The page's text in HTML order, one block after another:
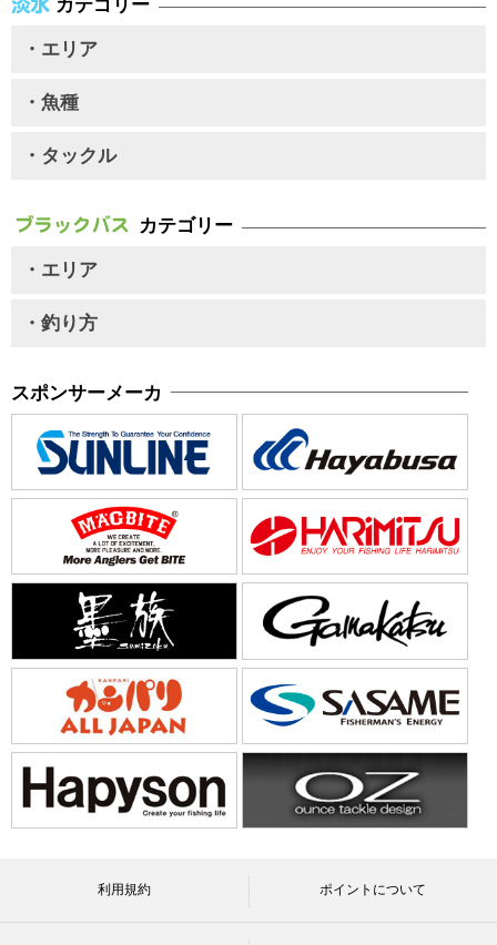
カテゴリー
・エリア
・魚種
・タックル
カテゴリー
・エリア
・釣り方
スポンサーメーカ
利用規約 ポイントについて